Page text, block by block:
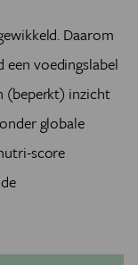
Daarom
voedingslabel
(beperkt) inzicht
globale
score